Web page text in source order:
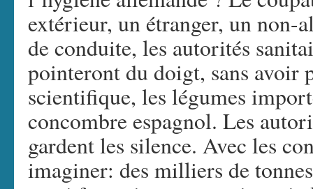
extérieur, un étranger, un non-
de conduite, les autorités
pointeront du doigt, sans avoir
scientifique, les légumes
concombre espagnol. Les
gardent les silence. Avec les
imaginer: des milliers de